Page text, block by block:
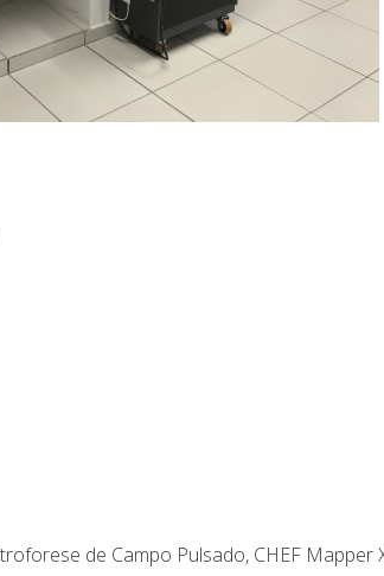
de Campo Pulsado, CHEF Mapper